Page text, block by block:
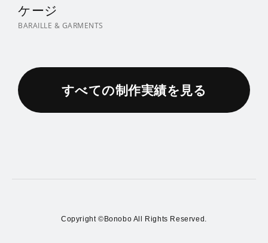
ケージ
BARAILLE & GARMENTS
すべての制作実績を見る
Copyright ©Bonobo All Rights Reserved.